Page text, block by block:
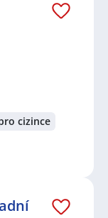
cizince